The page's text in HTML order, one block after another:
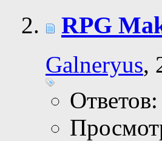
RPG
Galneryus,
Ответов: